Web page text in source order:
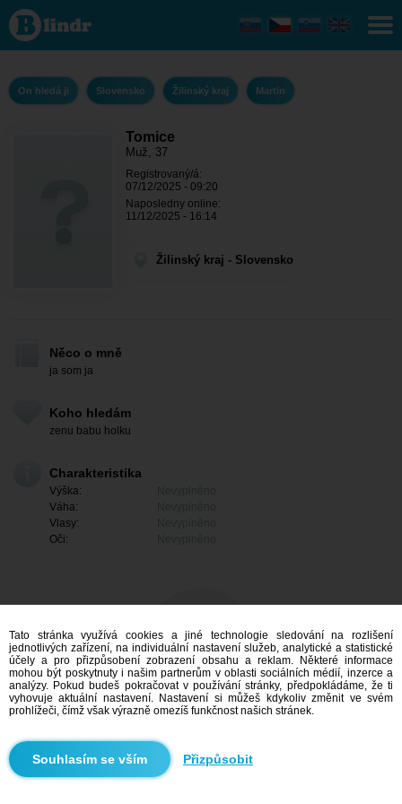
Tomice
- On
hledá ji
Žilinský
Martin
On hledá ji Slovensko Žilinský kraj Martin
Tomice
Muž, 37
Registrovaný/á:
07/12/2025 - 09:20
Naposledny online:
11/12/2025 - 16:14
Žilinský kraj - Slovensko
Něco o mně
ja som ja
Koho hledám
zenu babu holku
Charakteristika
Výška:
Váha:
Vlasy:
Oči:
Mám zájem
Vyhledávání
Tato stránka využívá cookies a jiné technologie sledování na rozlišení
jednotlivých zařízení, na individuální nastavení služeb, analytické a statistické
účely a pro přizpůsobení zobrazení obsahu a reklam. Některé informace
mohou být poskytnuty i našim partnerům v oblasti sociálních médií, inzerce a
analýzy. Pokud budeš pokračovat v používání stránky, předpokládáme, že ti
vyhovuje aktuální nastavení. Nastavení si můžeš kdykoliv změnit ve svém
prohlížeči, čímž však výrazně omezíš funkčnost našich stránek.
Přizpůsobit